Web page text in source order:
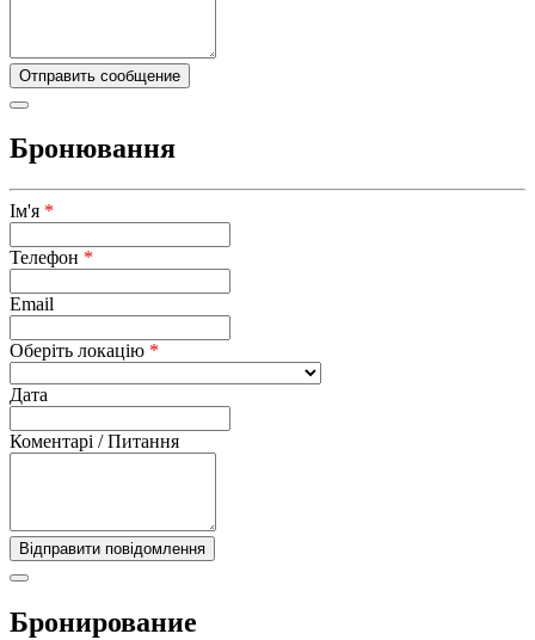
Бронювання
Ім'я *
Телефон *
Email
Оберіть локацію *
Дата
Коментарі / Питання
Бронирование